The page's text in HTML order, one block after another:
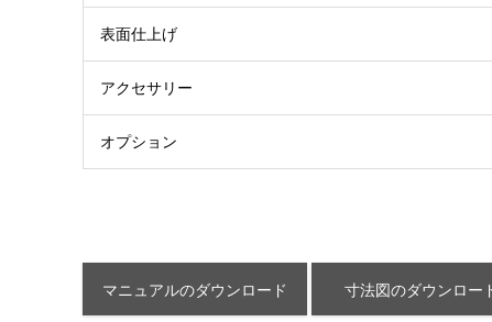
表面仕上げ
アクセサリー
オプション
マニュアルのダウンロード 寸法図のダウンロー